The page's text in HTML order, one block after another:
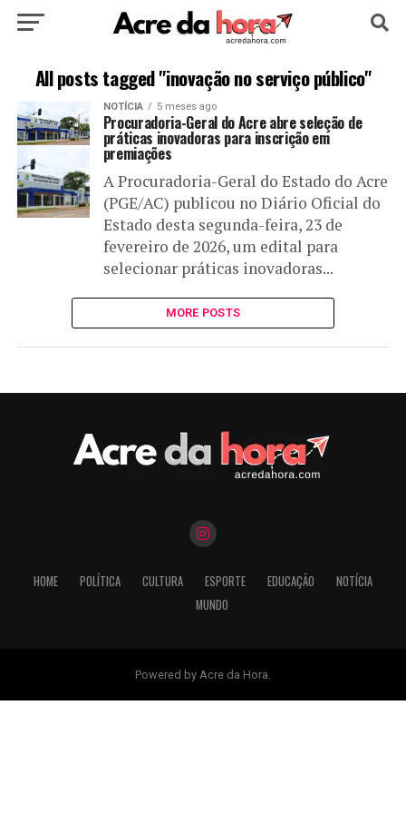
HOME POLÍTICA CULTURA ESPORTE
EDUCAÇÃO NOTÍCIA MUNDO
All posts tagged "inovação no serviço público"
NOTÍCIA 5 meses ago
Procuradoria-Geral do Acre abre seleção de
práticas inovadoras para inscrição em
premiações
A Procuradoria-Geral do Estado do Acre
(PGE/AC) publicou no Diário Oficial do
Estado desta segunda-feira, 23 de
fevereiro de 2026, um edital para
selecionar práticas inovadoras...
MORE POSTS
HOME POLÍTICA CULTURA ESPORTE EDUCAÇÃO
NOTÍCIA
MUNDO
Powered by Acre da Hora.